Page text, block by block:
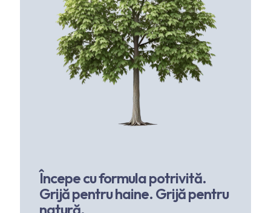
Începe cu formula potrivită.
Grijă pentru haine. Grijă pentru